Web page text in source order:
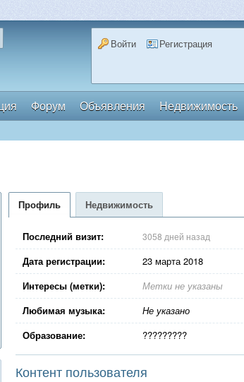
Войти Регистрация
Форум Объявления Недвижимость
Профиль Недвижимость
Последний визит: 3058 дней назад
Дата регистрации:
23 марта 2018
Интересы (метки):
Метки не указаны
Любимая музыка:
Не указано
Образование:
?????????
Контент пользователя